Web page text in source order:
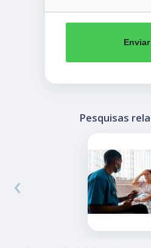
Enviar
Pesquisas
‹